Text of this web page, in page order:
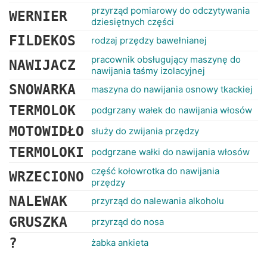
WERNIER
przyrząd pomiarowy do odczytywania
dziesiętnych części
FILDEKOS rodzaj przędzy bawełnianej
NAWIJACZ
pracownik obsługujący maszynę do
nawijania taśmy izolacyjnej
SNOWARKA maszyna do nawijania osnowy tkackiej
TERMOLOK podgrzany wałek do nawijania włosów
MOTOWIDŁO służy do zwijania przędzy
TERMOLOKI podgrzane wałki do nawijania włosów
WRZECIONO
część kołowrotka do nawijania
przędzy
NALEWAK przyrząd do nalewania alkoholu
GRUSZKA przyrząd do nosa
? żabka ankieta